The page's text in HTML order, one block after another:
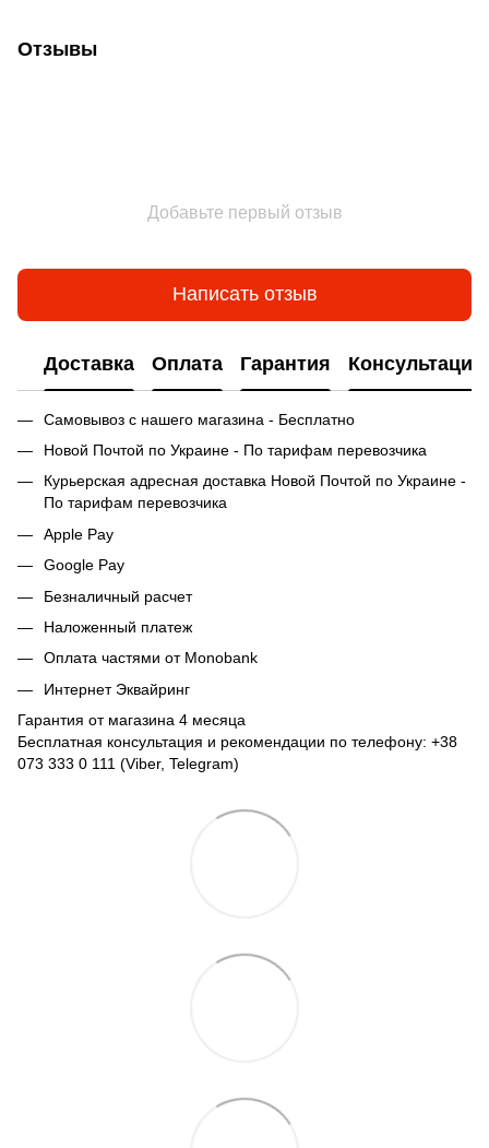
Отзывы
Добавьте первый отзыв
Написать отзыв
Доставка Оплата Гарантия Консультация
Самовывоз с нашего магазина - Бесплатно
Новой Почтой по Украине - По тарифам перевозчика
Курьерская адресная доставка Новой Почтой по Украине -
По тарифам перевозчика
Apple Pay
Google Pay
Безналичный расчет
Наложенный платеж
Оплата частями от Monobank
Интернет Эквайринг
Гарантия от магазина 4 месяца
Бесплатная консультация и рекомендации по телефону: +38
073 333 0 111 (Viber, Telegram)